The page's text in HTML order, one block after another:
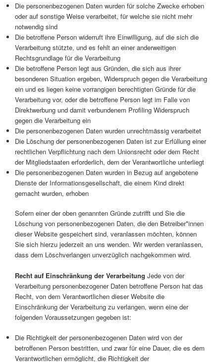
Die personenbezogenen Daten wurden für solche Zwecke erhoben
oder auf sonstige Weise verarbeitet, für welche sie nicht mehr
notwendig sind
Die betroffene Person widerruft ihre Einwilligung, auf die sich die
Verarbeitung stützte, und es fehlt an einer anderweitigen
Rechtsgrundlage für die Verarbeitung
Die betroffene Person legt aus Gründen, die sich aus ihrer
besonderen Situation ergeben, Widerspruch gegen die Verarbeitung
ein und es liegen keine vorrangigen berechtigten Gründe für die
Verarbeitung vor, oder die betroffene Person legt im Falle von
Direktwerbung und damit verbundenem Profiling Widerspruch
gegen die Verarbeitung ein
Die personenbezogenen Daten wurden unrechtmässig verarbeitet
Die Löschung der personenbezogenen Daten ist zur Erfüllung einer
rechtlichen Verpflichtung nach dem Unionsrecht oder dem Recht
der Mitgliedstaaten erforderlich, dem der Verantwortliche unterliegt
Die personenbezogenen Daten wurden in Bezug auf angebotene
Dienste der Informationsgesellschaft, die einem Kind direkt
gemacht wurden, erhoben
Sofern einer der oben genannten Gründe zutrifft und Sie die
Löschung von personenbezogenen Daten, die den Betreiber*innen
dieser Website gespeichert sind, veranlassen möchten, können
Sie sich hierzu jederzeit an uns wenden. Wir werden veranlassen,
dass dem Löschverlangen unverzüglich nachgekommen wird.
Recht auf Einschränkung der Verarbeitung Jede von der
Verarbeitung personenbezogener Daten betroffene Person hat das
Recht, von dem Verantwortlichen dieser Website die
Einschränkung der Verarbeitung zu verlangen, wenn eine der
folgenden Voraussetzungen gegeben ist:
Die Richtigkeit der personenbezogenen Daten wird von der
betroffenen Person bestritten, und zwar für eine Dauer, die es dem
Verantwortlichen ermöglicht, die Richtigkeit der